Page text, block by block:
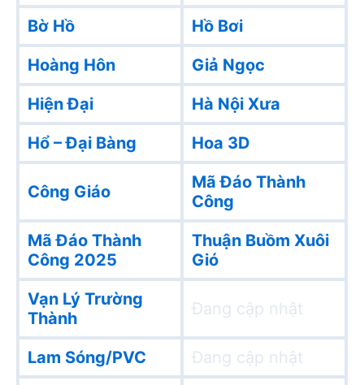
Bờ Hồ
Hồ Bơi
Hoàng Hôn
Giả Ngọc
Hiện Đại
Hà Nội Xưa
Hổ – Đại Bàng
Hoa 3D
Công Giáo
Mã Đáo Thành
Công
Mã Đáo Thành
Công 2025
Thuận Buồm Xuôi
Gió
Vạn Lý Trường
Thành
Đang cập nhật
Lam Sóng/PVC
Đang cập nhật